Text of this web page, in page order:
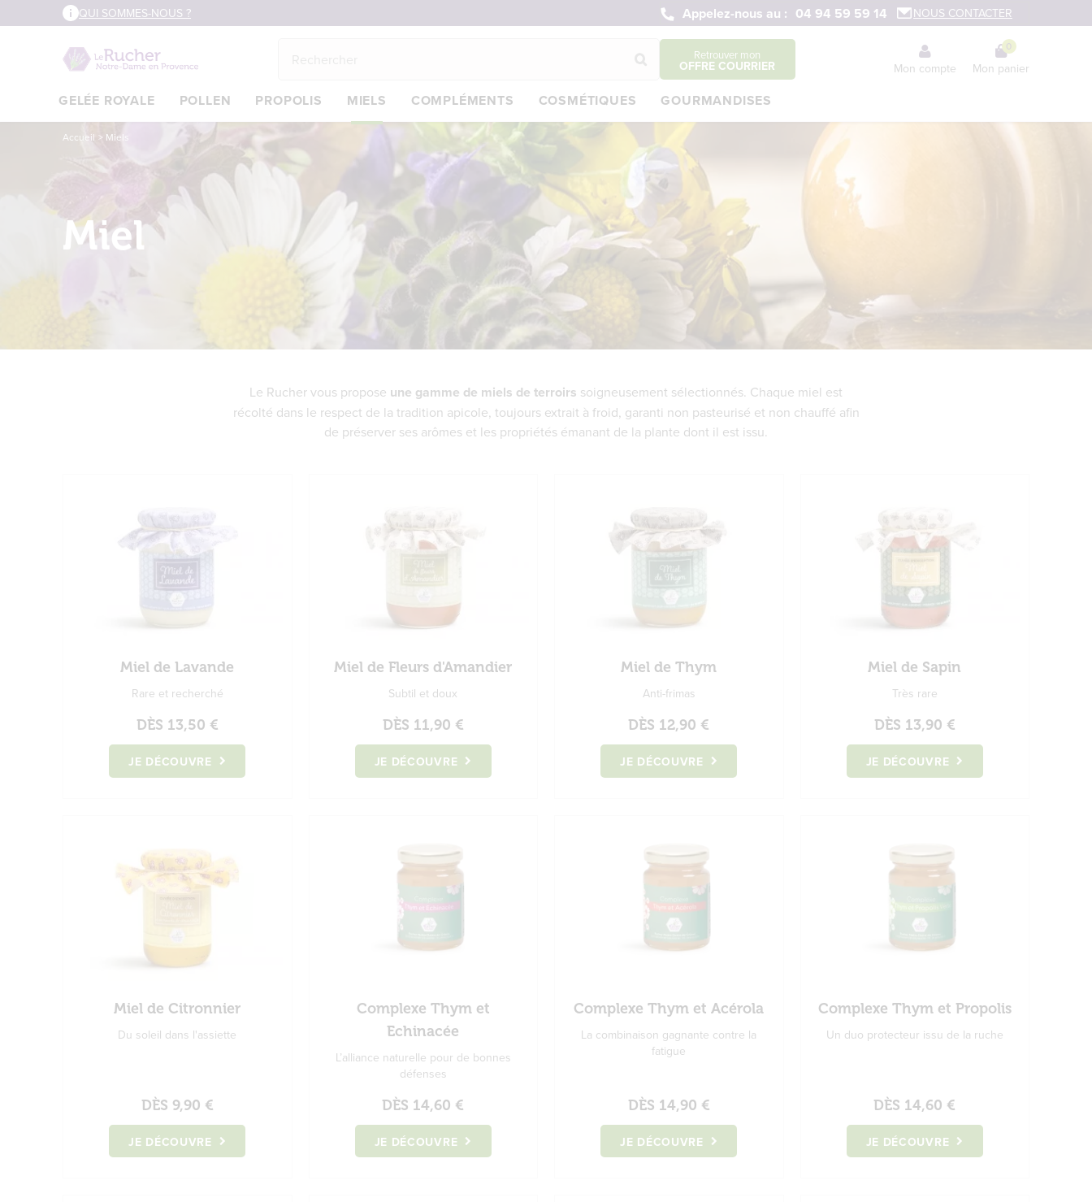
au
QUI SOMMES-NOUS ? Appelez-nous au : 04 94 59 59 14 NOUS CONTACTER
Retrouver mon
OFFRE COURRIER Mon compte
0
Mon panier
GELÉE ROYALE POLLEN PROPOLIS MIELS COMPLÉMENTS COSMÉTIQUES GOURMANDISES
Accueil Miels
Miel
Le Rucher vous propose une gamme de miels de terroirs soigneusement sélectionnés. Chaque miel est
récolté dans le respect de la tradition apicole, toujours extrait à froid, garanti non pasteurisé et non chauffé afin
de préserver ses arômes et les propriétés émanant de la plante dont il est issu.
Miel de Lavande
Rare et recherché
DÈS 13,50 €
JE DÉCOUVRE
Miel de Fleurs d'Amandier
Subtil et doux
DÈS 11,90 €
JE DÉCOUVRE
Miel de Thym
Anti-frimas
DÈS 12,90 €
JE DÉCOUVRE
Miel de Sapin
Très rare
DÈS 13,90 €
JE DÉCOUVRE
Miel de Citronnier
Du soleil dans l'assiette
DÈS 9,90 €
JE DÉCOUVRE
Complexe Thym et
Echinacée
L’alliance naturelle pour de bonnes
défenses
DÈS 14,60 €
JE DÉCOUVRE
Complexe Thym et Acérola
La combinaison gagnante contre la
fatigue
DÈS 14,90 €
JE DÉCOUVRE
Complexe Thym et Propolis
Un duo protecteur issu de la ruche
DÈS 14,60 €
JE DÉCOUVRE